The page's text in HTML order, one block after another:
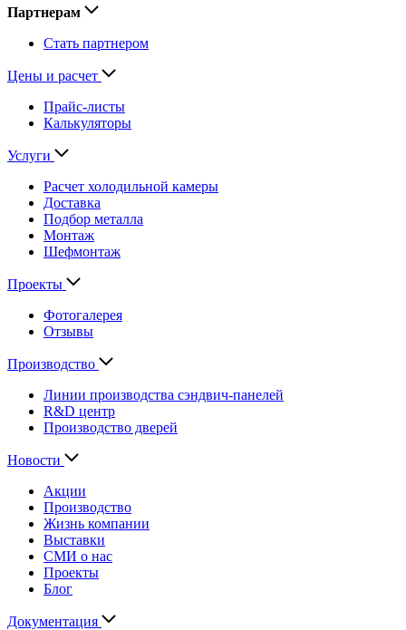
Партнерам
Стать партнером
Цены и расчет
Прайс-листы
Калькуляторы
Услуги
Расчет холодильной камеры
Доставка
Подбор металла
Монтаж
Шефмонтаж
Проекты
Фотогалерея
Отзывы
Производство
Линии производства сэндвич-панелей
R&D центр
Производство дверей
Новости
Акции
Производство
Жизнь компании
Выставки
СМИ о нас
Проекты
Блог
Документация